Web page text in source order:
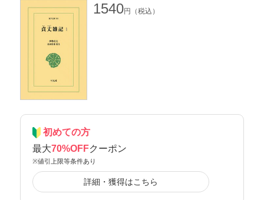
1540円（税込）
初めての方
最大70%OFFクーポン
※値引上限等条件あり
詳細・獲得はこちら